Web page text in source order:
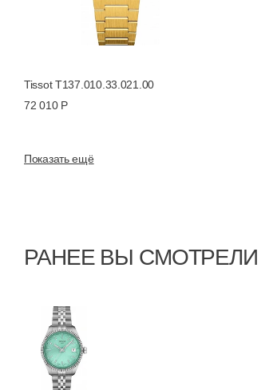
Tissot T137.010.33.021.00
72 010 Р
Показать ещё
РАНЕЕ ВЫ СМОТРЕЛИ